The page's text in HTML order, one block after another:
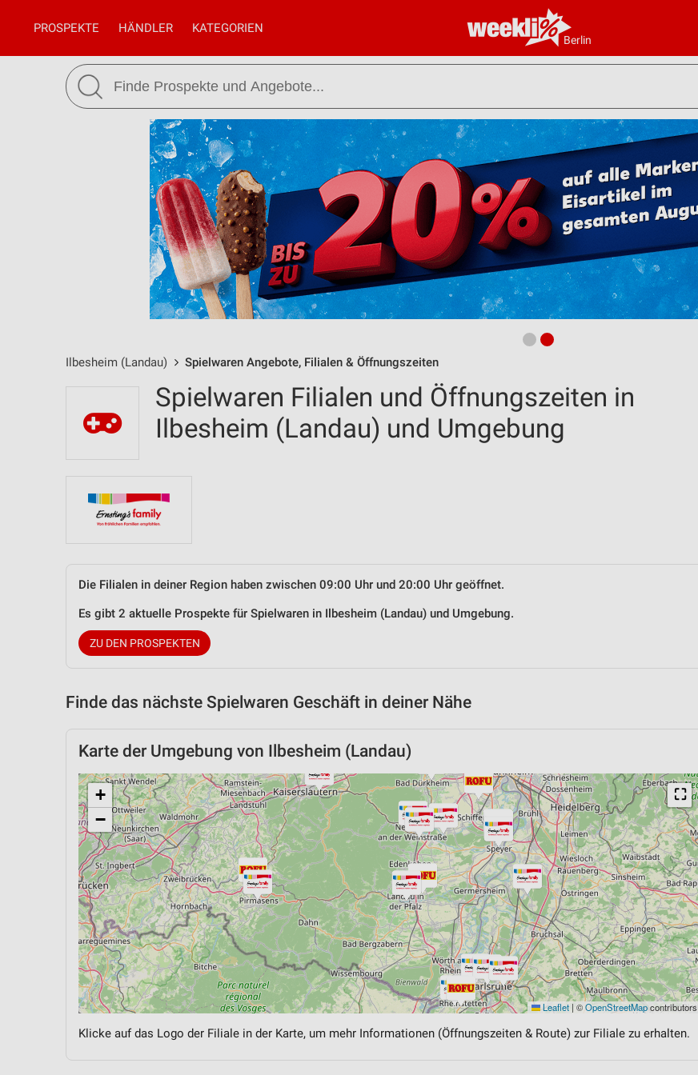
Berlin
PROSPEKTE HÄNDLER KATEGORIEN
Ilbesheim (Landau) Spielwaren Angebote, Filialen & Öffnungszeiten
Spielwaren Filialen und Öffnungszeiten in
Ilbesheim (Landau) und Umgebung
Die Filialen in deiner Region haben zwischen 09:00 Uhr und 20:00 Uhr geöffnet.
Es gibt 2 aktuelle Prospekte für Spielwaren in Ilbesheim (Landau) und Umgebung.
ZU DEN PROSPEKTEN
Finde das nächste Spielwaren Geschäft in deiner Nähe
Karte der Umgebung von Ilbesheim (Landau)
⛶
+
−
Leaflet | ©OpenStreetMapcontributors
Klicke auf das Logo der Filiale in der Karte, um mehr Informationen (Öffnungszeiten & Route) zur Filiale zu erhalten.